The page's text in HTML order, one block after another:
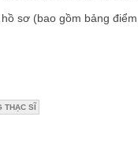
sơ (bao gồm bảng
THẠC SĨ